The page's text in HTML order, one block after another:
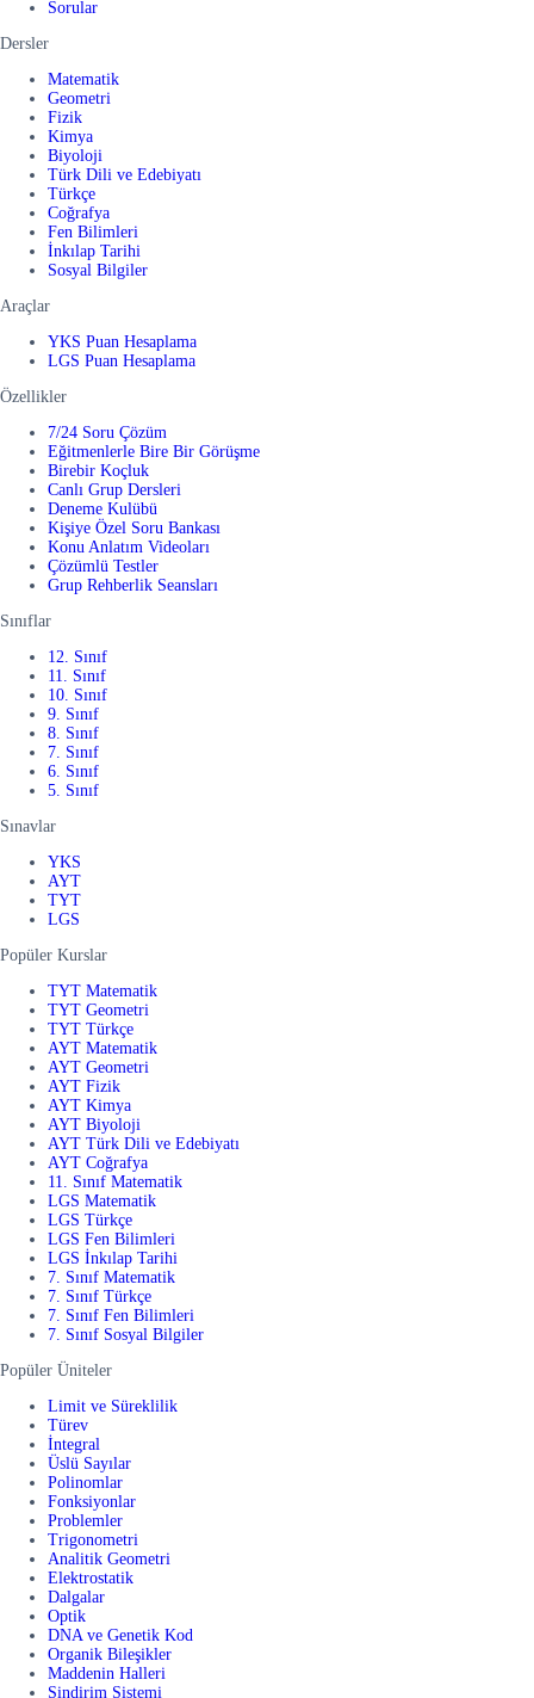
Sorular
Dersler
Matematik
Geometri
Fizik
Kimya
Biyoloji
Türk Dili ve Edebiyatı
Türkçe
Coğrafya
Fen Bilimleri
İnkılap Tarihi
Sosyal Bilgiler
Araçlar
YKS Puan Hesaplama
LGS Puan Hesaplama
Özellikler
7/24 Soru Çözüm
Eğitmenlerle Bire Bir Görüşme
Birebir Koçluk
Canlı Grup Dersleri
Deneme Kulübü
Kişiye Özel Soru Bankası
Konu Anlatım Videoları
Çözümlü Testler
Grup Rehberlik Seansları
Sınıflar
12. Sınıf
11. Sınıf
10. Sınıf
9. Sınıf
8. Sınıf
7. Sınıf
6. Sınıf
5. Sınıf
Sınavlar
YKS
AYT
TYT
LGS
Popüler Kurslar
TYT Matematik
TYT Geometri
TYT Türkçe
AYT Matematik
AYT Geometri
AYT Fizik
AYT Kimya
AYT Biyoloji
AYT Türk Dili ve Edebiyatı
AYT Coğrafya
11. Sınıf Matematik
LGS Matematik
LGS Türkçe
LGS Fen Bilimleri
LGS İnkılap Tarihi
7. Sınıf Matematik
7. Sınıf Türkçe
7. Sınıf Fen Bilimleri
7. Sınıf Sosyal Bilgiler
Popüler Üniteler
Limit ve Süreklilik
Türev
İntegral
Üslü Sayılar
Polinomlar
Fonksiyonlar
Problemler
Trigonometri
Analitik Geometri
Elektrostatik
Dalgalar
Optik
DNA ve Genetik Kod
Organik Bileşikler
Maddenin Halleri
Sindirim Sistemi